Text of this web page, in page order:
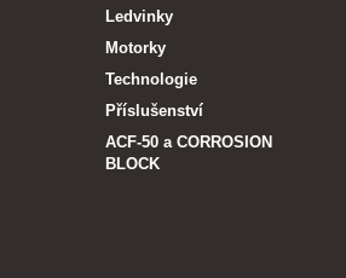
Ledvinky
Motorky
Technologie
Příslušenství
ACF-50 a CORROSION
BLOCK